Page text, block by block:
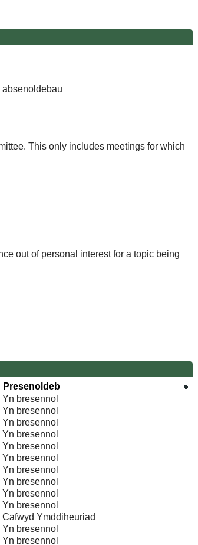
absenoldebau
This only includes meetings for which
out of personal interest for a topic being
Presenoldeb
Yn bresennol
Yn bresennol
Yn bresennol
Yn bresennol
Yn bresennol
Yn bresennol
Yn bresennol
Yn bresennol
Yn bresennol
Yn bresennol
Cafwyd Ymddiheuriad
Yn bresennol
Yn bresennol